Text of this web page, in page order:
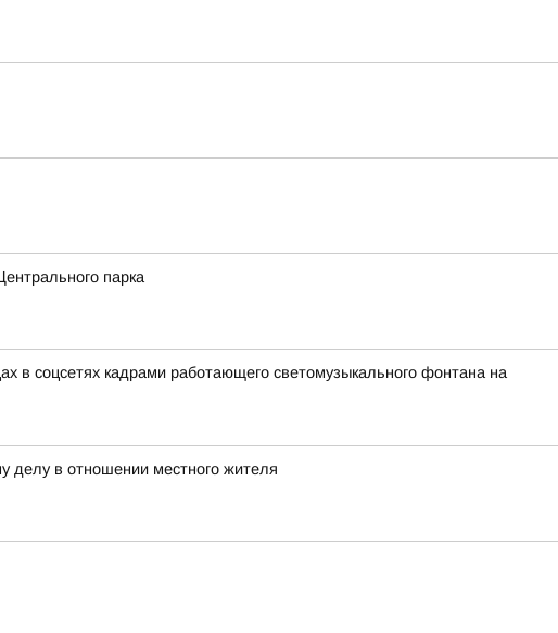
парка
в соцсетях кадрами работающего светомузыкального фонтана на
делу в отношении местного жителя